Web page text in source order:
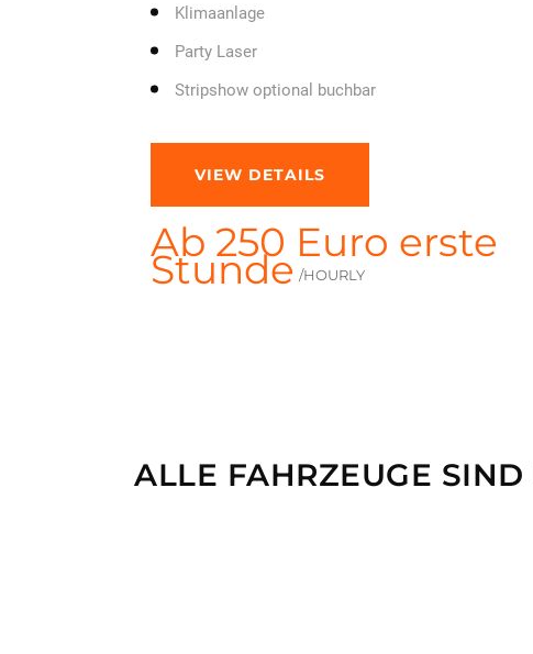
Klimaanlage
Party Laser
Stripshow optional buchbar
VIEW DETAILS
Ab 250 Euro erste
Stunde /HOURLY
ALLE FAHRZEUGE